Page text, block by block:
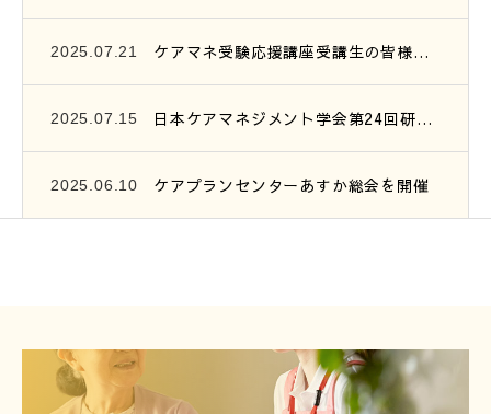
2025.07.21 ケアマネ受験応援講座受講生の皆様へ、連絡です。
2025.07.15 日本ケアマネジメント学会第24回研究大会参加報告
2025.06.10 ケアプランセンターあすか総会を開催